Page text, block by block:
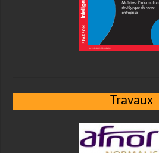
Travaux